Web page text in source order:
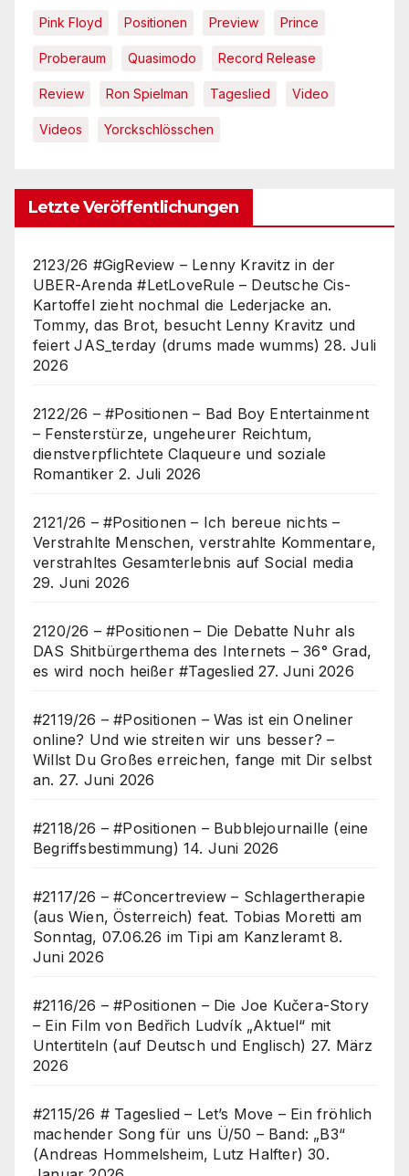
Pink Floyd Positionen Preview Prince
Proberaum Quasimodo Record Release
Review Ron Spielman Tageslied Video
Videos Yorckschlösschen
Letzte Veröffentlichungen
2123/26 #GigReview – Lenny Kravitz in der
UBER-Arenda #LetLoveRule – Deutsche Cis-
Kartoffel zieht nochmal die Lederjacke an.
Tommy, das Brot, besucht Lenny Kravitz und
feiert JAS_terday (drums made wumms) 28. Juli
2026
2122/26 – #Positionen – Bad Boy Entertainment
– Fensterstürze, ungeheurer Reichtum,
dienstverpflichtete Claqueure und soziale
Romantiker 2. Juli 2026
2121/26 – #Positionen – Ich bereue nichts –
Verstrahlte Menschen, verstrahlte Kommentare,
verstrahltes Gesamterlebnis auf Social media
29. Juni 2026
2120/26 – #Positionen – Die Debatte Nuhr als
DAS Shitbürgerthema des Internets – 36° Grad,
es wird noch heißer #Tageslied 27. Juni 2026
#2119/26 – #Positionen – Was ist ein Oneliner
online? Und wie streiten wir uns besser? –
Willst Du Großes erreichen, fange mit Dir selbst
an. 27. Juni 2026
#2118/26 – #Positionen – Bubblejournaille (eine
Begriffsbestimmung) 14. Juni 2026
#2117/26 – #Concertreview – Schlagertherapie
(aus Wien, Österreich) feat. Tobias Moretti am
Sonntag, 07.06.26 im Tipi am Kanzleramt 8.
Juni 2026
#2116/26 – #Positionen – Die Joe Kučera-Story
– Ein Film von Bedřich Ludvík „Aktuel“ mit
Untertiteln (auf Deutsch und Englisch) 27. März
2026
#2115/26 # Tageslied – Let’s Move – Ein fröhlich
machender Song für uns Ü/50 – Band: „B3“
(Andreas Hommelsheim, Lutz Halfter) 30.